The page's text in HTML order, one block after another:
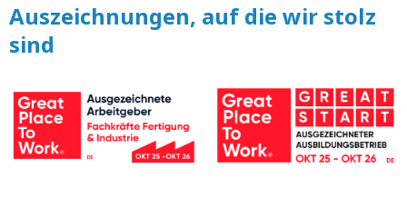
Auszeichnungen, auf die wir stolz
sind